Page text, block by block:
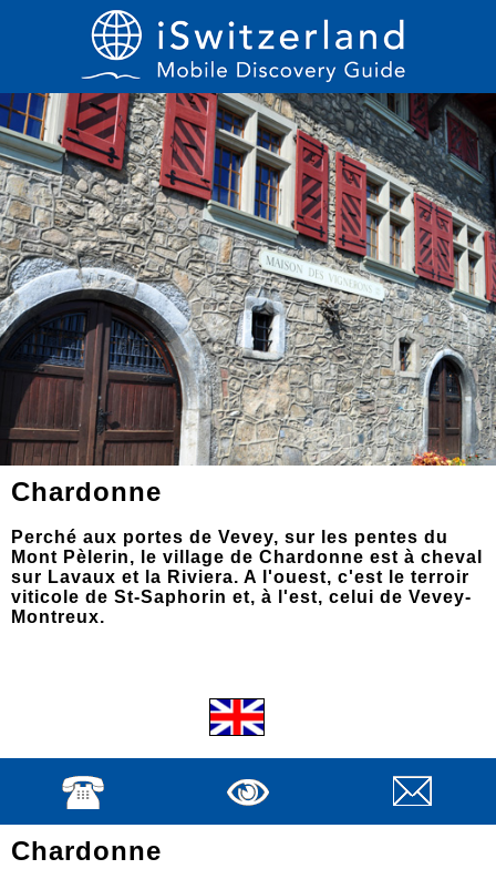
Chardonne
Perché aux portes de Vevey, sur les pentes du
Mont Pèlerin, le village de Chardonne est à cheval
sur Lavaux et la Riviera. A l'ouest, c'est le terroir
viticole de St-Saphorin et, à l'est, celui de Vevey-
Montreux.
Chardonne